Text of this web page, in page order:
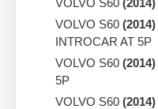
VOLVO S60 (2014)
VOLVO S60 (2014)
INTROCAR AT 5P
VOLVO S60 (2014)
5P
VOLVO S60 (2014)